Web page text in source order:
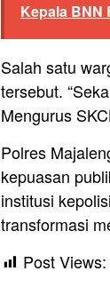
Kepala BNN
Salah satu
tersebut.
Mengurus
Polres
kepuasan
institusi
transformasi
Post Views: